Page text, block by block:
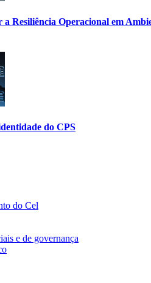
Resiliência Operacional em
do CPS
do Cel
e de governança